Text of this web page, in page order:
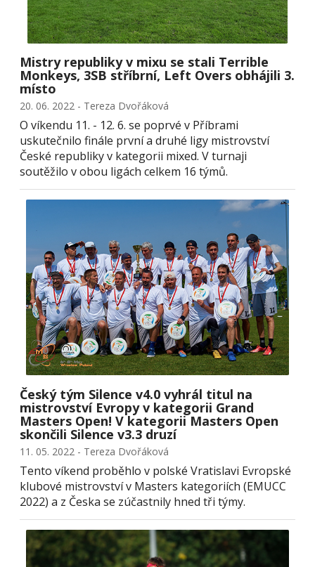
Mistry republiky v mixu se stali Terrible
Monkeys, 3SB stříbrní, Left Overs obhájili 3.
místo
20. 06. 2022 - Tereza Dvořáková
O víkendu 11. - 12. 6. se poprvé v Příbrami
uskutečnilo finále první a druhé ligy mistrovství
České republiky v kategorii mixed. V turnaji
soutěžilo v obou ligách celkem 16 týmů.
Český tým Silence v4.0 vyhrál titul na
mistrovství Evropy v kategorii Grand
Masters Open! V kategorii Masters Open
skončili Silence v3.3 druzí
11. 05. 2022 - Tereza Dvořáková
Tento víkend proběhlo v polské Vratislavi Evropské
klubové mistrovství v Masters kategoriích (EMUCC
2022) a z Česka se zúčastnily hned tři týmy.